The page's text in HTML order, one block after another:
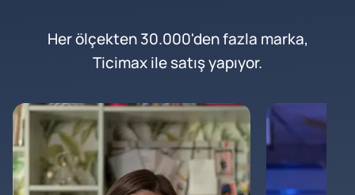
Her ölçekten 30.000'den fazla marka,
Ticimax ile satış yapıyor.